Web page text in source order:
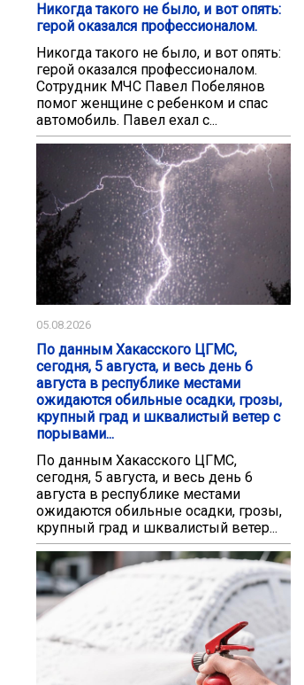
Никогда такого не было, и вот опять:
герой оказался профессионалом.
Никогда такого не было, и вот опять:
герой оказался профессионалом.
Сотрудник МЧС Павел Побелянов
помог женщине с ребенком и спас
автомобиль. Павел ехал с...
05.08.2026
По данным Хакасского ЦГМС,
сегодня, 5 августа, и весь день 6
августа в республике местами
ожидаются обильные осадки, грозы,
крупный град и шквалистый ветер с
порывами...
По данным Хакасского ЦГМС,
сегодня, 5 августа, и весь день 6
августа в республике местами
ожидаются обильные осадки, грозы,
крупный град и шквалистый ветер...